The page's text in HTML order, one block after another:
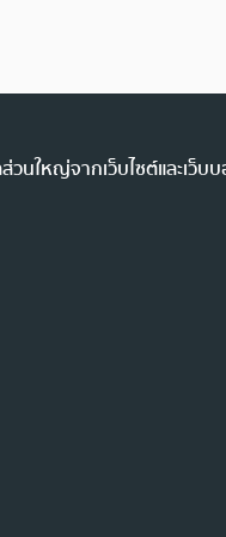
นใหญ่จากเว็บไซต์และเว็